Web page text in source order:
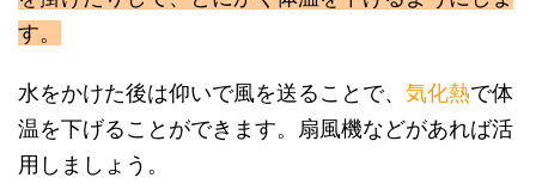
す。
水をかけた後は仰いで風を送ることで、 気化熱で体
温を下げることができます。扇風機などがあれば活
用しましょう。